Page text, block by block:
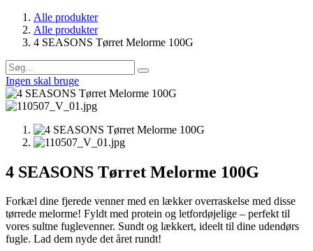
Alle produkter
Alle produkter
4 SEASONS Tørret Melorme 100G
Ingen skal bruge
4 SEASONS Tørret Melorme 100G
Forkæl dine fjerede venner med en lækker overraskelse med disse
tørrede melorme! Fyldt med protein og letfordøjelige – perfekt til
vores sultne fuglevenner. Sundt og lækkert, ideelt til dine udendørs
fugle. Lad dem nyde det året rundt!